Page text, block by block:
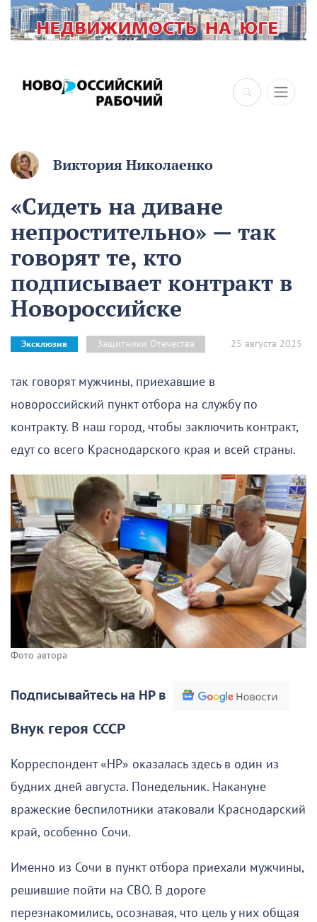
×
Виктория Николаенко
«Сидеть на диване
непростительно» — так
говорят те, кто
подписывает контракт в
Новороссийске
Эксклюзив Защитники Отечества 25 августа 2025
так говорят мужчины, приехавшие в
новороссийский пункт отбора на службу по
контракту. В наш город, чтобы заключить контракт,
едут со всего Краснодарского края и всей страны.
Фото автора
Подписывайтесь на НР в
Внук героя СССР
Корреспондент «НР» оказалась здесь в один из
будних дней августа. Понедельник. Накануне
вражеские беспилотники атаковали Краснодарский
край, особенно Сочи.
Именно из Сочи в пункт отбора приехали мужчины,
решившие пойти на СВО. В дороге
перезнакомились, осознавая, что цель у них общая